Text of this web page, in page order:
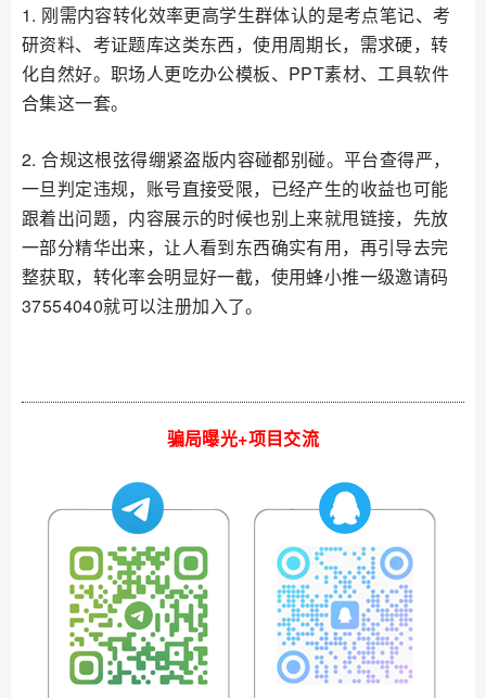
1. 刚需内容转化效率更高学生群体认的是考点笔记、考
研资料、考证题库这类东西，使用周期长，需求硬，转
化自然好。职场人更吃办公模板、PPT素材、工具软件
合集这一套。
2. 合规这根弦得绷紧盗版内容碰都别碰。平台查得严，
一旦判定违规，账号直接受限，已经产生的收益也可能
跟着出问题，内容展示的时候也别上来就甩链接，先放
一部分精华出来，让人看到东西确实有用，再引导去完
整获取，转化率会明显好一截，使用蜂小推一级邀请码
37554040就可以注册加入了。
骗局曝光+项目交流